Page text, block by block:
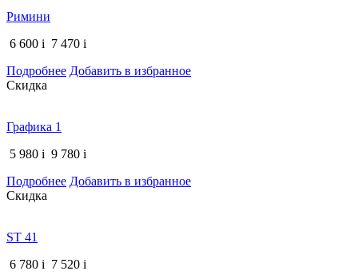
Римини
6 600 i 7 470 i
Подробнее Добавить в избранное
Скидка
Графика 1
5 980 i 9 780 i
Подробнее Добавить в избранное
Скидка
ST 41
6 780 i 7 520 i